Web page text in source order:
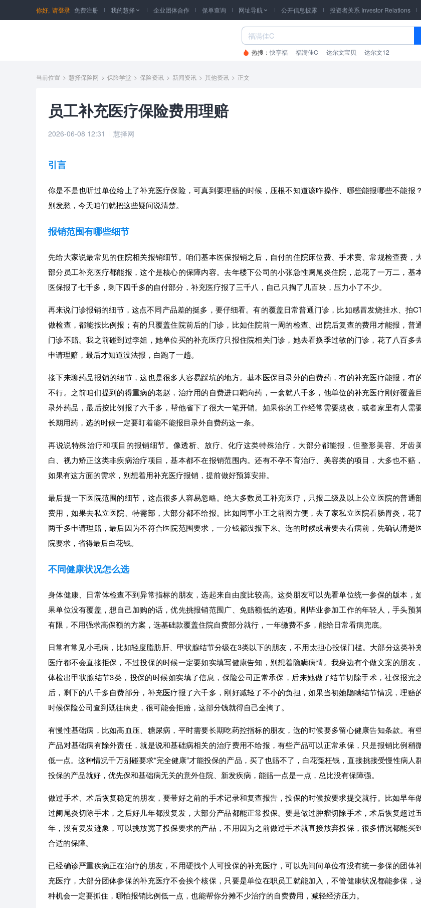
你好, 请登录 免费注册 我的慧择  企业团体合作 保单查询 网址导航  公开信息披露 投资者关系 Investor Relations
热搜：快享福 福满佳C 达尔文宝贝 达尔文12
当前位置 > 慧择保险网 > 保险学堂 > 保险资讯 > 新闻资讯 > 其他资讯 > 正文
员工补充医疗保险费用理赔
2026-06-08 12:31 慧择网
引言
你是不是也听过单位给上了补充医疗保险，可真到要理赔的时候，压根不知道该咋操作、哪些能报哪些不能报？
别发愁，今天咱们就把这些疑问说清楚。
报销范围有哪些细节
先给大家说最常见的住院相关报销细节。咱们基本医保报销之后，自付的住院床位费、手术费、常规检查费，
部分员工补充医疗都能报，这个是核心的保障内容。去年楼下公司的小张急性阑尾炎住院，总花了一万二，基
医保报了七千多，剩下四千多的自付部分，补充医疗报了三千八，自己只掏了几百块，压力小了不少。
再来说门诊报销的细节，这点不同产品差的挺多，要仔细看。有的覆盖日常普通门诊，比如感冒发烧挂水、拍
做检查，都能按比例报；有的只覆盖住院前后的门诊，比如住院前一周的检查、出院后复查的费用才能报，普
门诊不赔。我之前碰到过李姐，她单位买的补充医疗只报住院相关门诊，她去看换季过敏的门诊，花了八百多
申请理赔，最后才知道没法报，白跑了一趟。
接下来聊药品报销的细节，这也是很多人容易踩坑的地方。基本医保目录外的自费药，有的补充医疗能报，有
不行。之前咱们提到的得重病的老赵，治疗用的自费进口靶向药，一盒就八千多，他单位的补充医疗刚好覆盖目
录外药品，最后按比例报了六千多，帮他省下了很大一笔开销。如果你的工作经常需要熬夜，或者家里有人需
长期用药，选的时候一定要盯着能不能报目录外自费药这一条。
再说说特殊治疗和项目的报销细节。像透析、放疗、化疗这类特殊治疗，大部分都能报，但整形美容、牙齿
白、视力矫正这类非疾病治疗项目，基本都不在报销范围内。还有不孕不育治疗、美容类的项目，大多也不赔，
如果有这方面的需求，别想着用补充医疗报销，提前做好预算安排。
最后提一下医院范围的细节，这点很多人容易忽略。绝大多数员工补充医疗，只报二级及以上公立医院的普通
费用，如果去私立医院、特需部，大部分都不给报。比如同事小王之前图方便，去了家私立医院看肠胃炎，花
两千多申请理赔，最后因为不符合医院范围要求，一分钱都没报下来。选的时候或者要去看病前，先确认清楚
院要求，省得最后白花钱。
不同健康状况怎么选
身体健康、日常体检查不到异常指标的朋友，选起来自由度比较高。这类朋友可以先看单位统一参保的版本，
果单位没有覆盖，想自己加购的话，优先挑报销范围广、免赔额低的选项。刚毕业参加工作的年轻人，手头预
有限，不用强求高保额的方案，选基础款覆盖住院自费部分就行，一年缴费不多，能给日常看病兜底。
日常有常见小毛病，比如轻度脂肪肝、甲状腺结节分级在3类以下的朋友，不用太担心投保门槛。大部分这类补
医疗都不会直接拒保，不过投保的时候一定要如实填写健康告知，别想着隐瞒病情。我身边有个做文案的朋友，
体检出甲状腺结节3类，投保的时候如实填了信息，保险公司正常承保，后来她做了结节切除手术，社保报完
后，剩下的八千多自费部分，补充医疗报了六千多，刚好减轻了不小的负担，如果当初她隐瞒结节情况，理赔
时候保险公司查到既往病史，很可能会拒赔，这部分钱就得自己全掏了。
有慢性基础病，比如高血压、糖尿病，平时需要长期吃药控指标的朋友，选的时候要多留心健康告知条款。有
产品对基础病有除外责任，就是说和基础病相关的治疗费用不给报，有些产品可以正常承保，只是报销比例稍
低一点。这种情况千万别碰要求“完全健康”才能投保的产品，买了也赔不了，白花冤枉钱，直接挑接受慢性病人
投保的产品就好，优先保和基础病无关的意外住院、新发疾病，能赔一点是一点，总比没有保障强。
做过手术、术后恢复稳定的朋友，要带好之前的手术记录和复查报告，投保的时候按要求提交就行。比如早年
过阑尾炎切除手术，之后好几年都没复发，大部分产品都能正常投保。要是做过肿瘤切除手术，术后恢复超过
年，没有复发迹象，可以挑放宽了投保要求的产品，不用因为之前做过手术就直接放弃投保，很多情况都能买
合适的保障。
已经确诊严重疾病正在治疗的朋友，不用硬找个人可投保的补充医疗，可以先问问单位有没有统一参保的团体
充医疗，大部分团体参保的补充医疗不会挨个核保，只要是单位在职员工就能加入，不管健康状况都能参保，
种机会一定要抓住，哪怕报销比例低一点，也能帮你分摊不少治疗的自费费用，减轻经济压力。